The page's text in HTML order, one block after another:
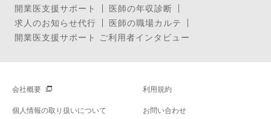
開業医支援サポート
医師の年収診断
求人のお知らせ代行
医師の職場カルテ
開業医支援サポート ご利用者インタビュー
会社概要 利用規約
個人情報の取り扱いについて お問い合わせ